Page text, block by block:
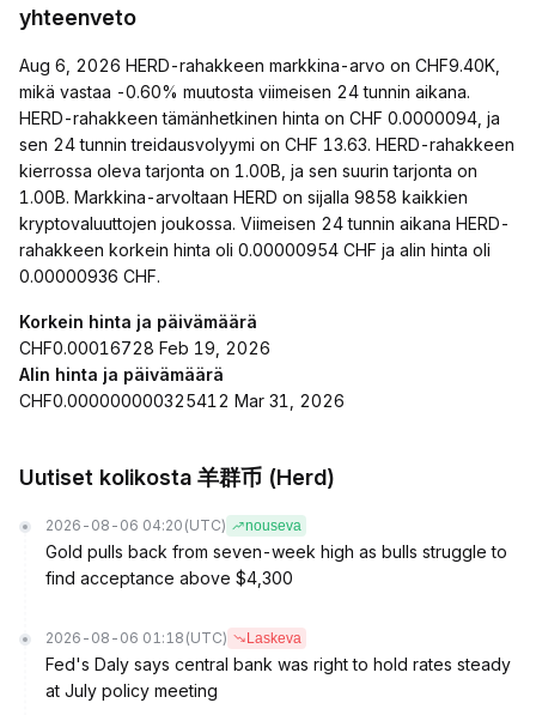
yhteenveto
Aug 6, 2026 HERD-rahakkeen markkina-arvo on CHF9.40K,
mikä vastaa -0.60% muutosta viimeisen 24 tunnin aikana.
HERD-rahakkeen tämänhetkinen hinta on CHF 0.0000094, ja
sen 24 tunnin treidausvolyymi on CHF 13.63. HERD-rahakkeen
kierrossa oleva tarjonta on 1.00B, ja sen suurin tarjonta on
1.00B. Markkina-arvoltaan HERD on sijalla 9858 kaikkien
kryptovaluuttojen joukossa. Viimeisen 24 tunnin aikana HERD-
rahakkeen korkein hinta oli 0.00000954 CHF ja alin hinta oli
0.00000936 CHF.
Korkein hinta ja päivämäärä
CHF0.00016728 Feb 19, 2026
Alin hinta ja päivämäärä
CHF0.000000000325412 Mar 31, 2026
Uutiset kolikosta 羊群币 (Herd)
2026-08-06 04:20 (UTC) nouseva
Gold pulls back from seven-week high as bulls struggle to
find acceptance above $4,300
2026-08-06 01:18 (UTC) Laskeva
Fed's Daly says central bank was right to hold rates steady
at July policy meeting